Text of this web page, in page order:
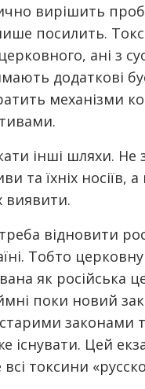
вирішить
посилить.
ані з
додаткові
механізми
інші шляхи. Не
та їхніх носіїв,
виявити.
відновити
Тобто
як російська
поки новий
законами
існувати. Цей
токсини